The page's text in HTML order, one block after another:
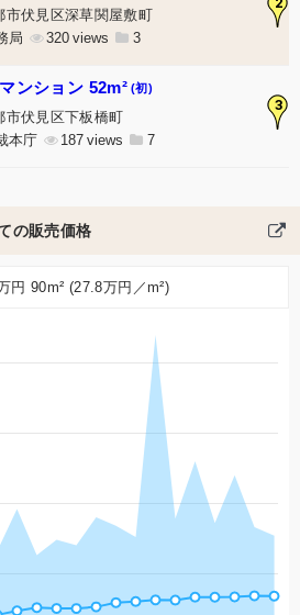
市伏見区深草関屋敷町
局
320 3
3
ンション 52m² (初)
市伏見区下板橋町
本庁
187 7
の販売価格
円 90m² (27.8万円／m²)